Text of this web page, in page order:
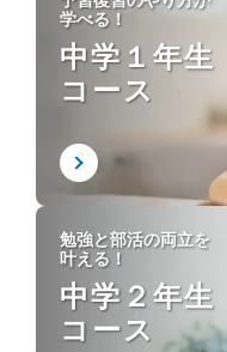
学べる！
中学１年生
コース
勉強と部活の両立を
叶える！
中学２年生
コース